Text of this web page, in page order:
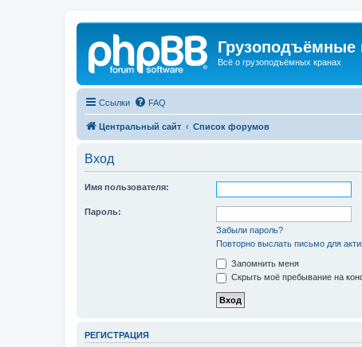
Грузоподъёмные
Всё о грузоподъёмных кранах
Ссылки FAQ
Центральный сайт Список форумов
Вход
Имя пользователя:
Пароль:
Забыли пароль?
Повторно выслать письмо для
Запомнить меня
Скрыть моё пребывание на
РЕГИСТРАЦИЯ